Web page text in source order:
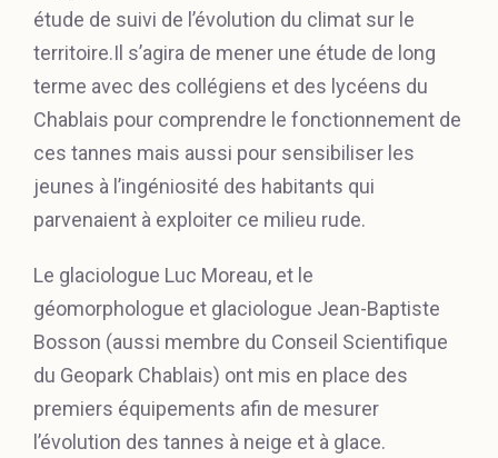
étude de suivi de l’évolution du climat sur le
territoire.Il s’agira de mener une étude de long
terme avec des collégiens et des lycéens du
Chablais pour comprendre le fonctionnement de
ces tannes mais aussi pour sensibiliser les
jeunes à l’ingéniosité des habitants qui
parvenaient à exploiter ce milieu rude.
Le glaciologue Luc Moreau, et le
géomorphologue et glaciologue Jean-Baptiste
Bosson (aussi membre du Conseil Scientifique
du Geopark Chablais) ont mis en place des
premiers équipements afin de mesurer
l’évolution des tannes à neige et à glace.